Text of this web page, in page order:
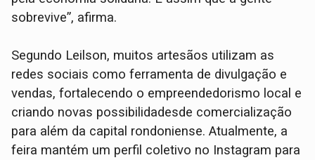
sobrevive”, afirma.
Segundo Leilson, muitos artesãos utilizam as
redes sociais como ferramenta de divulgação e
vendas, fortalecendo o empreendedorismo local e
criando novas possibilidadesde comercialização
para além da capital rondoniense. Atualmente, a
feira mantém um perfil coletivo no Instagram para